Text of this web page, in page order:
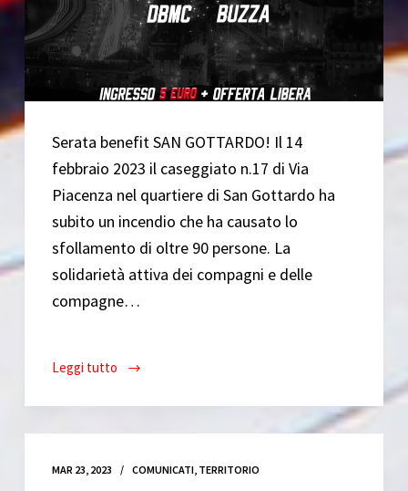
Serata benefit SAN GOTTARDO! Il 14
febbraio 2023 il caseggiato n.17 di Via
Piacenza nel quartiere di San Gottardo ha
subito un incendio che ha causato lo
sfollamento di oltre 90 persone. La
solidarietà attiva dei compagni e delle
compagne…
Leggi tutto
1
San
MAR 23, 2023 COMUNICATI, TERRITORIO